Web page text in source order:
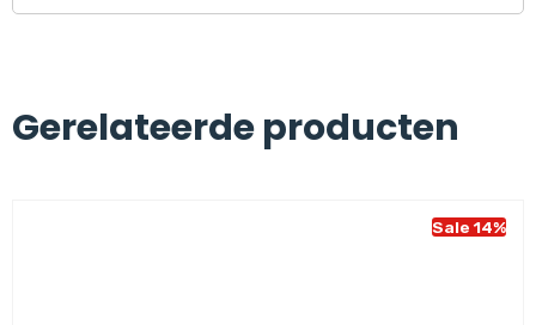
Gerelateerde producten
Sale 14%